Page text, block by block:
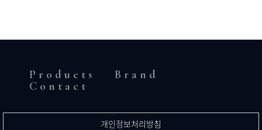
Products
Brand
Contact
개인정보처리방침